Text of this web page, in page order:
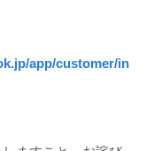
app/customer/in